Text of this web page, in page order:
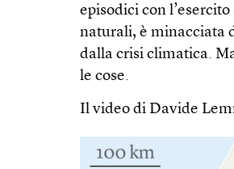
episodici con
naturali, è minacciata
dalla crisi climatica.
le cose.
Il video di Davide